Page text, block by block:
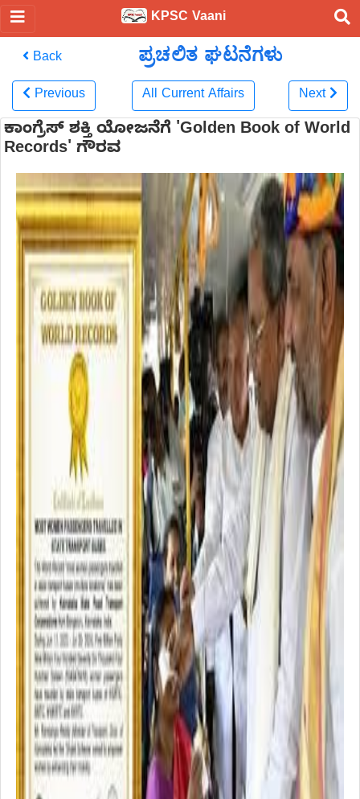
KPSC Vaani
Back ಪ್ರಚಲಿತ ಘಟನೆಗಳು
Previous All Current Affairs Next
ಕಾಂಗ್ರೆಸ್‌ ಶಕ್ತಿ ಯೋಜನೆಗೆ 'Golden Book of World
Records' ಗೌರವ